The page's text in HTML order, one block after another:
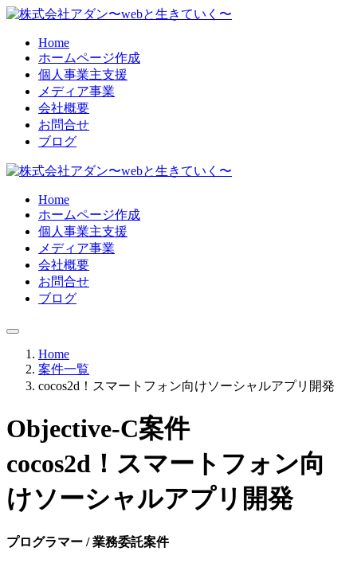
Home
ホームページ作成
個人事業主支援
メディア事業
会社概要
お問合せ
ブログ
Home
ホームページ作成
個人事業主支援
メディア事業
会社概要
お問合せ
ブログ
Home
案件一覧
cocos2d！スマートフォン向けソーシャルアプリ開発
Objective-C案件
cocos2d！スマートフォン向
けソーシャルアプリ開発
プログラマー / 業務委託案件